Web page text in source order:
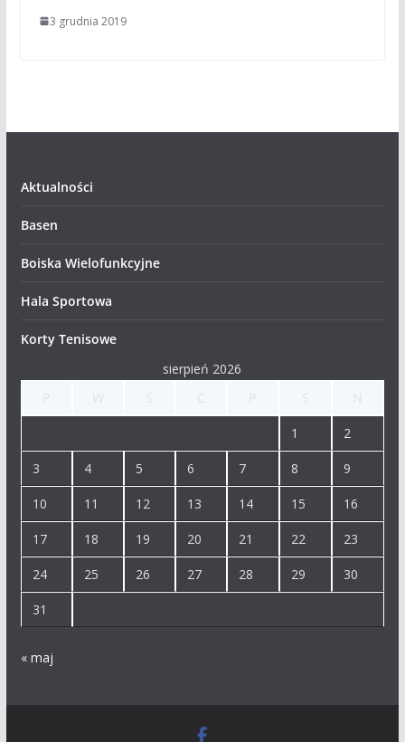
3 grudnia 2019
Aktualności
Basen
Boiska Wielofunkcyjne
Hala Sportowa
Korty Tenisowe
sierpień 2026
1 2
3 4 5 6 7 8 9
10 11 12 13 14 15 16
17 18 19 20 21 22 23
24 25 26 27 28 29 30
31
« maj